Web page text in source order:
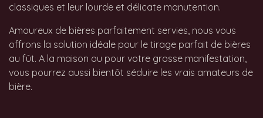
classiques et leur lourde et délicate manutention.
Amoureux de bières parfaitement servies, nous vous
offrons la solution idéale pour le tirage parfait de bières
au fût. A la maison ou pour votre grosse manifestation,
vous pourrez aussi bientôt séduire les vrais amateurs de
bière.